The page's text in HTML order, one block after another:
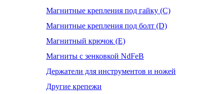
Магнитные крепления под гайку (С)
Магнитные крепления под болт (D)
Магнитный крючок (Е)
Магниты с зенковкой NdFeB
Держатели для инструментов и ножей
Другие крепежи